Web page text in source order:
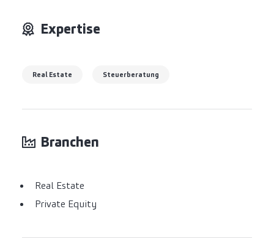
Expertise
Real Estate Steuerberatung
Branchen
Real Estate
Private Equity